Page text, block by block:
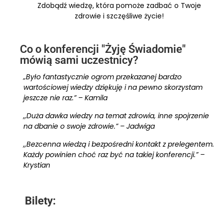
Zdobądź wiedzę, która pomoże zadbać o Twoje
zdrowie i szczęśliwe życie!
Co o konferencji "Żyję Świadomie"
mówią sami uczestnicy?
„Było fantastycznie ogrom przekazanej bardzo
wartościowej wiedzy dziękuję i na pewno skorzystam
jeszcze nie raz.” – Kamila
,,Duża dawka wiedzy na temat zdrowia, inne spojrzenie
na dbanie o swoje zdrowie.” – Jadwiga
,,Bezcenna wiedzą i bezpośredni kontakt z prelegentem.
Każdy powinien choć raz być na takiej konferencji.” –
Krystian
Bilety: